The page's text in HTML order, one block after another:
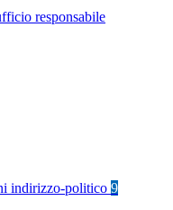
responsabile
indirizzo-politico 9